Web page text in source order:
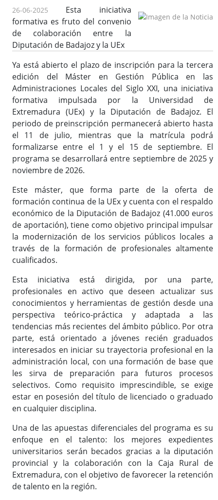
Ofertas de Empleo Público
Procesos selectivos en desarrollo
Ofertas a través del SEXPE
Bolsas de trabajo
Puestos en comisión de servicios
Puestos de personal directivo
Puestos por libre designación
Puestos por concurso
Contratos en formación
Personal eventual o de confianza
Tablón de Empleo Provincial
Relación de puestos de trabajo
Escuela de Formación Local e Innovación
Carrera profesional horizontal
Evaluación del desempeño
Plan de pensiones
Presentación
Documentos de interés
Enlaces de interés
Normativa
Diputación Saludable
Gestión de conflictos
26-06-2025
Esta iniciativa
formativa es fruto del convenio
de colaboración entre la
Diputación de Badajoz y la UEx
Ya está abierto el plazo de inscripción para la tercera
edición del Máster en Gestión Pública en las
Administraciones Locales del Siglo XXI, una iniciativa
formativa impulsada por la Universidad de
Extremadura (UEx) y la Diputación de Badajoz. El
periodo de preinscripción permanecerá abierto hasta
el 11 de julio, mientras que la matrícula podrá
formalizarse entre el 1 y el 15 de septiembre. El
programa se desarrollará entre septiembre de 2025 y
noviembre de 2026.
Este máster, que forma parte de la oferta de
formación continua de la UEx y cuenta con el respaldo
económico de la Diputación de Badajoz (41.000 euros
de aportación), tiene como objetivo principal impulsar
la modernización de los servicios públicos locales a
través de la formación de profesionales altamente
cualificados.
Esta iniciativa está dirigida, por una parte,
profesionales en activo que deseen actualizar sus
conocimientos y herramientas de gestión desde una
perspectiva teórico-práctica y adaptada a las
tendencias más recientes del ámbito público. Por otra
parte, está orientado a jóvenes recién graduados
interesados en iniciar su trayectoria profesional en la
administración local, con una formación de base que
les sirva de preparación para futuros procesos
selectivos. Como requisito imprescindible, se exige
estar en posesión del título de licenciado o graduado
en cualquier disciplina.
Una de las apuestas diferenciales del programa es su
enfoque en el talento: los mejores expedientes
universitarios serán becados gracias a la diputación
provincial y la colaboración con la Caja Rural de
Extremadura, con el objetivo de favorecer la retención
de talento en la región.